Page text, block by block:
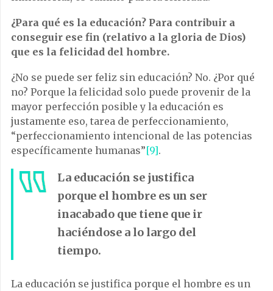
¿Para qué es la educación? Para contribuir a
conseguir ese fin (relativo a la gloria de Dios)
que es la felicidad del hombre.
¿No se puede ser feliz sin educación? No. ¿Por qué
no? Porque la felicidad solo puede provenir de la
mayor perfección posible y la educación es
justamente eso, tarea de perfeccionamiento,
“perfeccionamiento intencional de las potencias
específicamente humanas”[9].
La educación se justifica
porque el hombre es un ser
inacabado que tiene que ir
haciéndose a lo largo del
tiempo.
La educación se justifica porque el hombre es un